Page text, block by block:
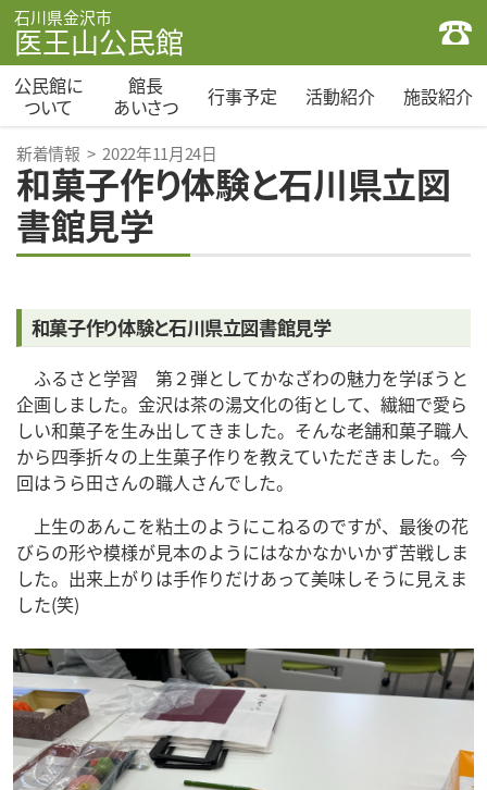
石川県金沢市
医王山公民館
公民館に
ついて
館長
あいさつ
行事予定 活動紹介 施設紹介
新着情報 > 2022年11月24日
和菓子作り体験と石川県立図
書館見学
和菓子作り体験と石川県立図書館見学
ふるさと学習 第２弾としてかなざわの魅力を学ぼうと
企画しました。金沢は茶の湯文化の街として、繊細で愛ら
しい和菓子を生み出してきました。そんな老舗和菓子職人
から四季折々の上生菓子作りを教えていただきました。今
回はうら田さんの職人さんでした。
上生のあんこを粘土のようにこねるのですが、最後の花
びらの形や模様が見本のようにはなかなかいかず苦戦しま
した。出来上がりは手作りだけあって美味しそうに見えま
した(笑)